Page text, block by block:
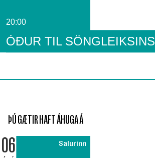
20:00
ÓÐUR TIL SÖNGLEIKSINS
ÞÚ GÆTIR HAFT ÁHUGA Á
06 Salurinn